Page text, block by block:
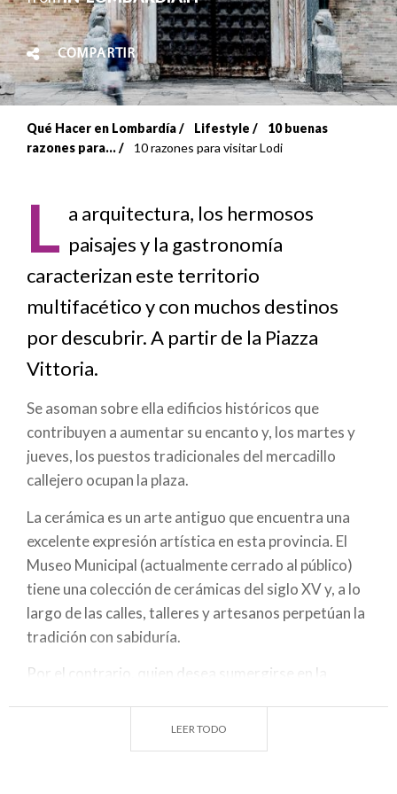
COMPARTIR
Sobrescribir
ayuda
a
la
navegación
Qué Hacer en Lombardía Lifestyle
10 buenas
razones para...
10 razones para visitar Lodi
L a arquitectura, los hermosos
paisajes y la gastronomía
caracterizan este territorio
multifacético y con muchos destinos
por descubrir. A partir de la Piazza
Vittoria.
Se asoman sobre ella edificios históricos que
contribuyen a aumentar su encanto y, los martes y
jueves, los puestos tradicionales del mercadillo
callejero ocupan la plaza.
La cerámica es un arte antiguo que encuentra una
excelente expresión artística en esta provincia. El
Museo Municipal (actualmente cerrado al público)
tiene una colección de cerámicas del siglo XV y, a lo
largo de las calles, talleres y artesanos perpetúan la
tradición con sabiduría.
Por el contrario, quien desea sumergirse en la
LEER TODO